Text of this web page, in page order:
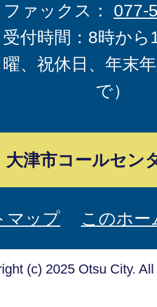
ファックス： 077-
受付時間：8時から
曜、祝休日、年末
で）
大津市コールセン
マップ このホ
(c) 2025 Otsu City.